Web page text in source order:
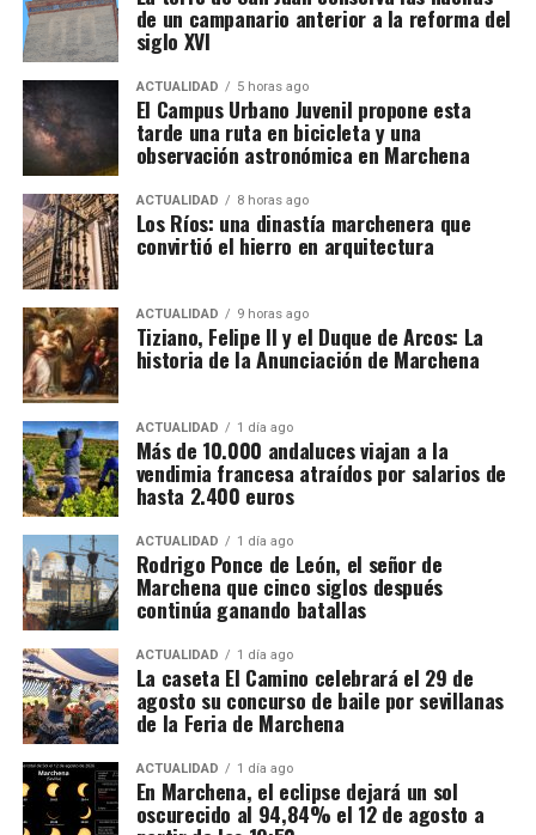
Felipe II, consciente del talento de Tiziano, le confió
la realización de susPoesías,una serie de cuadros
mitológicos que desbordaban
profundamente al monarca, fueLa Anunciación
Tiziano. Su dramatismo, la iluminación etérea y la
intensidad emocional la convirtieron en una
referencia obligada
aquí donde entra en juego la figura deVasco Pereira
hace décadas.
Cuándo comienza la vendimia
Las primeras incorporaciones están previstas desde
mediados de agosto en las zonas francesas donde la
uva madura antes. La campaña se extenderá durante
septiembre en regiones como Borgoña, Champaña,
Beaujolais y Burdeos.
Los contratos suelen durar entre diez días y tres
semanas. Algunos trabajadores enlazan varias
explotaciones y permanecen en Francia durante más
de un mes. La fecha exacta depende de la
maduración de la uva y de las temperaturas.
Cuánto se cobra
El salario mínimo oficial francés es de 12,02 euros
brutos por hora. Sin embargo, las ofertas actuales
consultadas por France Travail ofrecen entre 12,31 y
14,50 euros brutos, dependiendo de la finca y del
trabajo realizado.
CCOO calcula unos ingresos de entre 1.900 y 2.337
euros netos mensuales, que pueden aproximarse a
2.400 euros cuando se realizan horas extraordinarias
o se reciben complementos.
La jornada ordinaria es de 35 horas semanales. Las
de un campanario anterior a la reforma del
siglo XVI
ACTUALIDAD 5 horas ago
El Campus Urbano Juvenil propone esta
tarde una ruta en bicicleta y una
observación astronómica en Marchena
ACTUALIDAD 8 horas ago
Los Ríos: una dinastía marchenera que
convirtió el hierro en arquitectura
ACTUALIDAD 9 horas ago
Tiziano, Felipe II y el Duque de Arcos: La
historia de la Anunciación de Marchena
ACTUALIDAD 1 día ago
Más de 10.000 andaluces viajan a la
vendimia francesa atraídos por salarios de
hasta 2.400 euros
ACTUALIDAD 1 día ago
Rodrigo Ponce de León, el señor de
Marchena que cinco siglos después
continúa ganando batallas
ACTUALIDAD 1 día ago
La caseta El Camino celebrará el 29 de
agosto su concurso de baile por sevillanas
de la Feria de Marchena
ACTUALIDAD 1 día ago
En Marchena, el eclipse dejará un sol
oscurecido al 94,84% el 12 de agosto a